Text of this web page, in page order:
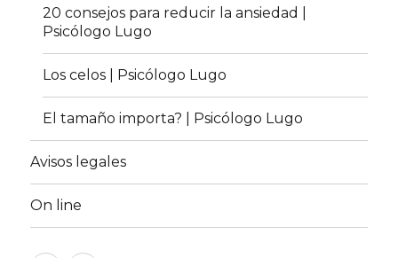
20 consejos para reducir la ansiedad |
Psicólogo Lugo
Los celos | Psicólogo Lugo
El tamaño importa? | Psicólogo Lugo
Avisos legales
On line